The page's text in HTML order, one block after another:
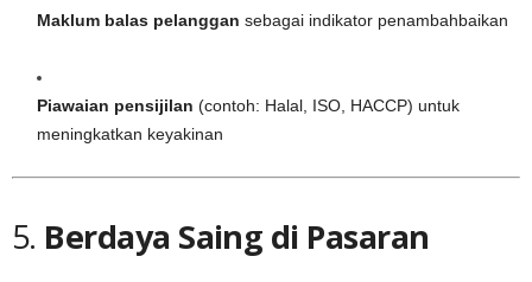
Maklum balas pelanggan sebagai indikator penambahbaikan
Piawaian pensijilan (contoh: Halal, ISO, HACCP) untuk
meningkatkan keyakinan
5. Berdaya Saing di Pasaran